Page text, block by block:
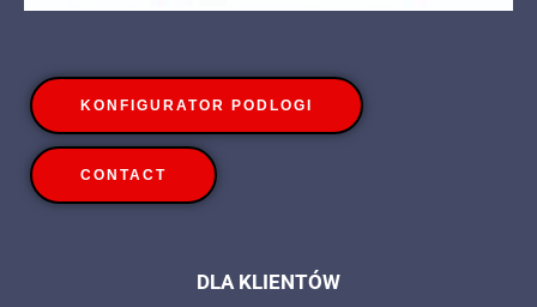
KONFIGURATOR PODLOGI
CONTACT
DLA KLIENTÓW